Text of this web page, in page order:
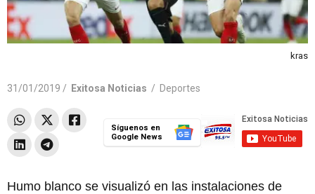
kras
31/01/2019 / Exitosa Noticias / Deportes
Síguenos en
Google News
Humo blanco se visualizó en las instalaciones de